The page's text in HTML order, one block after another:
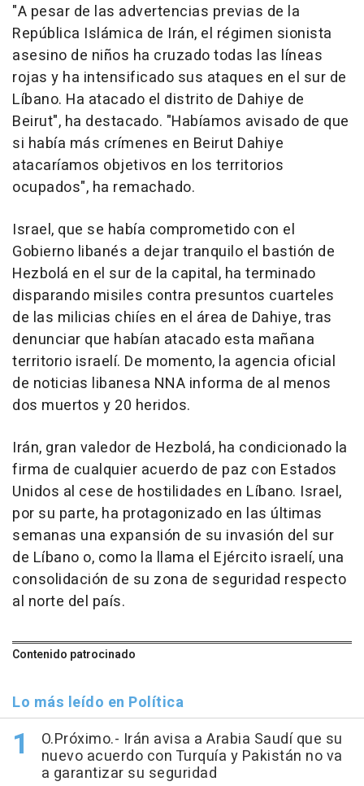
"A pesar de las advertencias previas de la
República Islámica de Irán, el régimen sionista
asesino de niños ha cruzado todas las líneas
rojas y ha intensificado sus ataques en el sur de
Líbano. Ha atacado el distrito de Dahiye de
Beirut", ha destacado. "Habíamos avisado de que
si había más crímenes en Beirut Dahiye
atacaríamos objetivos en los territorios
ocupados", ha remachado.
Israel, que se había comprometido con el
Gobierno libanés a dejar tranquilo el bastión de
Hezbolá en el sur de la capital, ha terminado
disparando misiles contra presuntos cuarteles
de las milicias chiíes en el área de Dahiye, tras
denunciar que habían atacado esta mañana
territorio israelí. De momento, la agencia oficial
de noticias libanesa NNA informa de al menos
dos muertos y 20 heridos.
Irán, gran valedor de Hezbolá, ha condicionado la
firma de cualquier acuerdo de paz con Estados
Unidos al cese de hostilidades en Líbano. Israel,
por su parte, ha protagonizado en las últimas
semanas una expansión de su invasión del sur
de Líbano o, como la llama el Ejército israelí, una
consolidación de su zona de seguridad respecto
al norte del país.
Contenido patrocinado
Lo más leído en Política
O.Próximo.- Irán avisa a Arabia Saudí que su
nuevo acuerdo con Turquía y Pakistán no va
a garantizar su seguridad